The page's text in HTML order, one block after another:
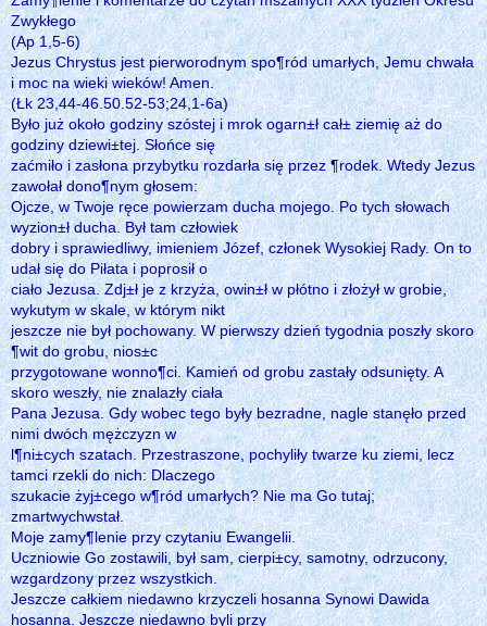
Zwykłego
(Ap 1,5-6)
Jezus Chrystus jest pierworodnym spo¶ród umarłych, Jemu chwała
i moc na wieki wieków! Amen.
(Łk 23,44-46.50.52-53;24,1-6a)
Było już około godziny szóstej i mrok ogarn±ł cał± ziemię aż do
godziny dziewi±tej. Słońce się
zaćmiło i zasłona przybytku rozdarła się przez ¶rodek. Wtedy Jezus
zawołał dono¶nym głosem:
Ojcze, w Twoje ręce powierzam ducha mojego. Po tych słowach
wyzion±ł ducha. Był tam człowiek
dobry i sprawiedliwy, imieniem Józef, członek Wysokiej Rady. On to
udał się do Piłata i poprosił o
ciało Jezusa. Zdj±ł je z krzyża, owin±ł w płótno i złożył w grobie,
wykutym w skale, w którym nikt
jeszcze nie był pochowany. W pierwszy dzień tygodnia poszły skoro
¶wit do grobu, nios±c
przygotowane wonno¶ci. Kamień od grobu zastały odsunięty. A
skoro weszły, nie znalazły ciała
Pana Jezusa. Gdy wobec tego były bezradne, nagle stanęło przed
nimi dwóch mężczyzn w
l¶ni±cych szatach. Przestraszone, pochyliły twarze ku ziemi, lecz
tamci rzekli do nich: Dlaczego
szukacie żyj±cego w¶ród umarłych? Nie ma Go tutaj;
zmartwychwstał.
Moje zamy¶lenie przy czytaniu Ewangelii.
Uczniowie Go zostawili, był sam, cierpi±cy, samotny, odrzucony,
wzgardzony przez wszystkich.
Jeszcze całkiem niedawno krzyczeli hosanna Synowi Dawida
hosanna. Jeszcze niedawno byli przy